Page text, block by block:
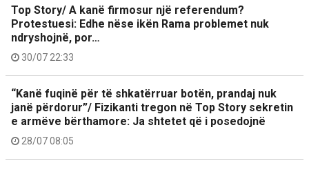
Top Story/ A kanë firmosur një referendum?
Protestuesi: Edhe nëse ikën Rama problemet nuk
ndryshojnë, por…
30/07 22:33
“Kanë fuqinë për të shkatërruar botën, prandaj nuk
janë përdorur”/ Fizikanti tregon në Top Story sekretin
e armëve bërthamore: Ja shtetet që i posedojnë
28/07 08:05